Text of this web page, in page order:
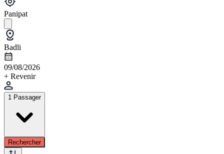
Panipat
Badli
09/08/2026
+ Revenir
1 Passager
Rechercher